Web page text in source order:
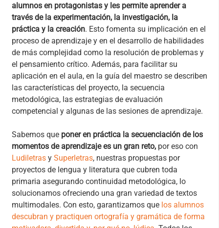
alumnos en protagonistas y les permite aprender a
través de la experimentación, la investigación, la
práctica y la creación. Esto fomenta su implicación en el
proceso de aprendizaje y en el desarrollo de habilidades
de más complejidad como la resolución de problemas y
el pensamiento crítico. Además, para facilitar su
aplicación en el aula, en la guía del maestro se describen
las características del proyecto, la secuencia
metodológica, las estrategias de evaluación
competencial y algunas de las sesiones de aprendizaje.
Sabemos que poner en práctica la secuenciación de los
momentos de aprendizaje es un gran reto, por eso con
Ludiletras y Superletras, nuestras propuestas por
proyectos de lengua y literatura que cubren toda
primaria asegurando continuidad metodológica, lo
solucionamos ofreciendo una gran variedad de textos
multimodales. Con esto, garantizamos que los alumnos
descubran y practiquen ortografía y gramática de forma